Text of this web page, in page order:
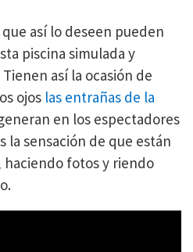
así lo deseen pueden
piscina simulada y
así la ocasión de
ojos las entrañas de la
en los espectadores
la sensación de que están
fotos y riendo